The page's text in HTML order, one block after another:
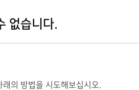
없습니다.
래 의 방법을 시도해보십시오.